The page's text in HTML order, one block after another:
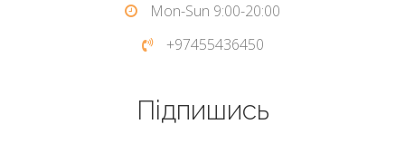
Mon-Sun 9:00-20:00
+97455436450
Підпишись